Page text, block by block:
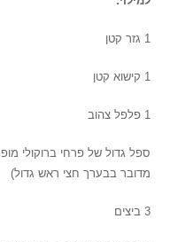
1 גזר קטן
1 קישוא קטן
1 פלפל צהוב
ספל גדול של פרחי ברוקולי
מדובר בבערך חצי ראש גדול)
3 ביצים